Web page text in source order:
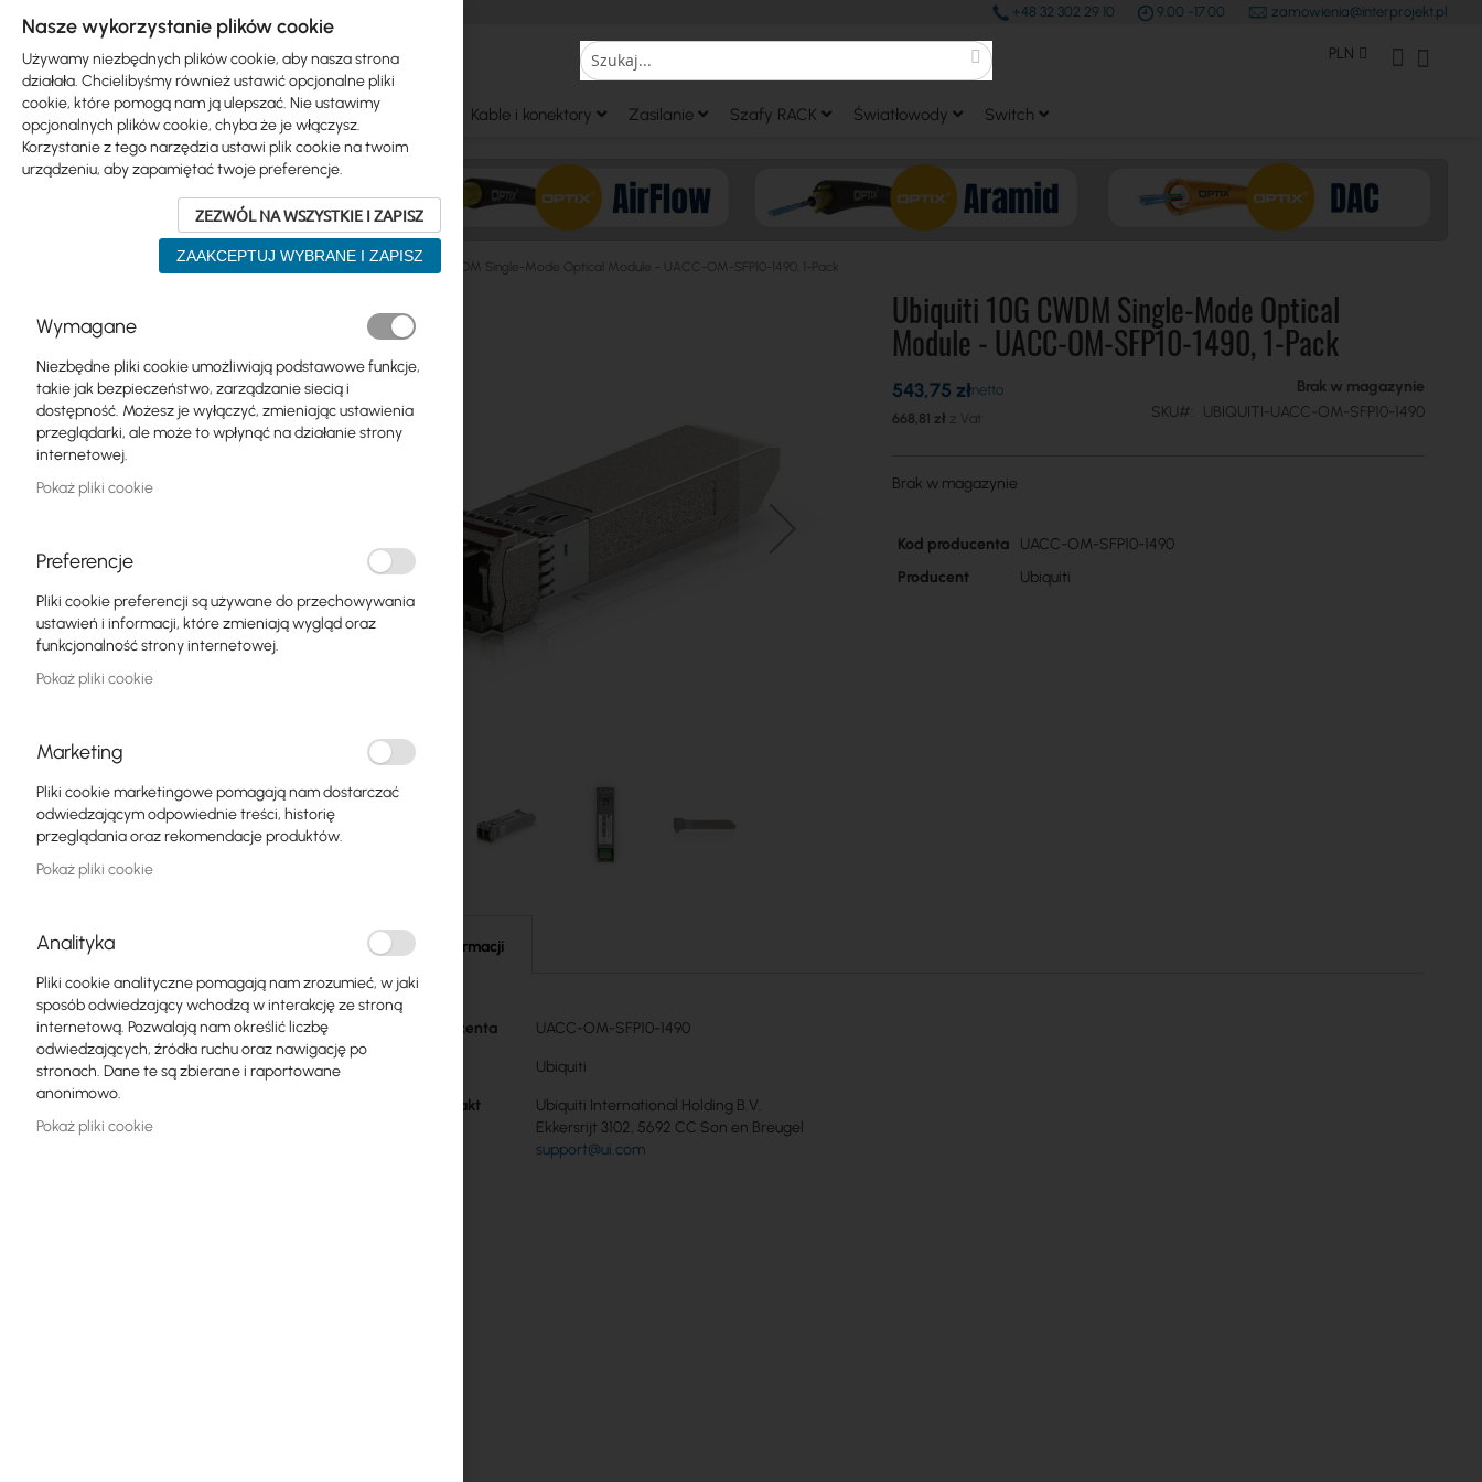
+48 32 302 29 10 9.00 -17.00 zamowienia@interprojekt.pl
Search
Search Waluta
PLN Konto Klienta
Ubiquiti Mikrotik WiFi & SOHO Kable i konektory Zasilanie Szafy RACK Światłowody Switch
Ubiquiti 10G CWDM Single-Mode Optical Module - UACC-OM-SFP10-1490, 1-Pack
Skip
product
list
Ubiquiti
Mikrotik
WiFi & SOHO
Anteny
Switch
Punkty dostępowe
Kable koncentryczne
Zasilanie
GPON
Kable LAN
Routery LAN
Licencje MikroTik
Monitoring, Smart Home IoT
Zewnętrzne urządzenia WiFi
na
galerii
początek
Ubiquiti 10G CWDM Single-Mode Optical
Module - UACC-OM-SFP10-1490, 1-Pack
668,81 zł
543,75 zł
Brak w magazynie
SKU
UBIQUITI-UACC-OM-SFP10-1490
Brak w magazynie
Więcej
Kod producenta
UACC-OM-SFP10-1490
Producent
Ubiquiti
Więcej informacji
Kod producenta UACC-OM-SFP10-1490
Ubiquiti
GPSR kontakt
Ubiquiti International Holding B.V.
Ekkersrijt 3102, 5692 CC Son en Breugel
support@ui.com
Nasze wykorzystanie plików cookie
Używamy niezbędnych plików cookie, aby nasza strona
działała. Chcielibyśmy również ustawić opcjonalne pliki
cookie, które pomogą nam ją ulepszać. Nie ustawimy
opcjonalnych plików cookie, chyba że je włączysz.
Korzystanie z tego narzędzia ustawi plik cookie na twoim
urządzeniu, aby zapamiętać twoje preferencje.
ZEZWÓL NA WSZYSTKIE I ZAPISZ
ZAAKCEPTUJ WYBRANE I ZAPISZ
Wymagane
Niezbędne pliki cookie umożliwiają podstawowe funkcje,
takie jak bezpieczeństwo, zarządzanie siecią i
dostępność. Możesz je wyłączyć, zmieniając ustawienia
przeglądarki, ale może to wpłynąć na działanie strony
internetowej.
Pokaż pliki cookie
Preferencje
Pliki cookie preferencji są używane do przechowywania
ustawień i informacji, które zmieniają wygląd oraz
funkcjonalność strony internetowej.
Pokaż pliki cookie
Marketing
Pliki cookie marketingowe pomagają nam dostarczać
odwiedzającym odpowiednie treści, historię
przeglądania oraz rekomendacje produktów.
Pokaż pliki cookie
Analityka
Pliki cookie analityczne pomagają nam zrozumieć, w jaki
sposób odwiedzający wchodzą w interakcję ze stroną
internetową. Pozwalają nam określić liczbę
odwiedzających, źródła ruchu oraz nawigację po
stronach. Dane te są zbierane i raportowane
anonimowo.
Pokaż pliki cookie